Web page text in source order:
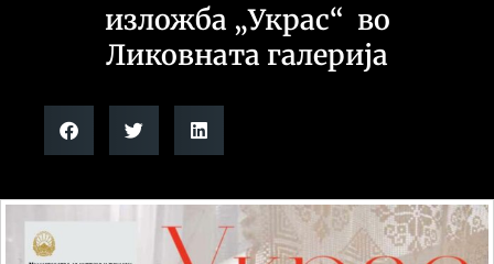
изложба „Украс“ во
Ликовната галерија